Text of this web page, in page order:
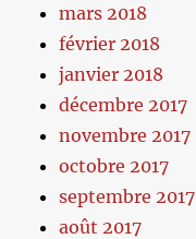
mars 2018
février 2018
janvier 2018
décembre 2017
novembre 2017
octobre 2017
septembre 2017
août 2017